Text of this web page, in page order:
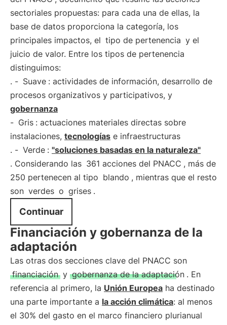
sectoriales propuestas: para cada una de ellas, la
base de datos proporciona la categoría, los
principales impactos, el tipo de pertenencia y el
juicio de valor. Entre los tipos de pertenencia
distinguimos:
. - Suave : actividades de información, desarrollo de
procesos organizativos y participativos, y
gobernanza
- Gris : actuaciones materiales directas sobre
instalaciones, tecnologías e infraestructuras
. - Verde : "soluciones basadas en la naturaleza"
. Considerando las 361 acciones del PNACC , más de
250 pertenecen al tipo blando , mientras que el resto
son verdes o grises .
Continuar
Financiación y gobernanza de la
adaptación
Las otras dos secciones clave del PNACC son
financiación y gobernanza de la adaptación . En
referencia al primero, la Unión Europea ha destinado
una parte importante a la acción climática: al menos
el 30% del gasto en el marco financiero plurianual